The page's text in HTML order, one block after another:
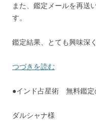
また、鑑定メールを再送
す。
鑑定結果、とても興味深
つづきを読む
●インド占星術 無料鑑
ダルシャナ様